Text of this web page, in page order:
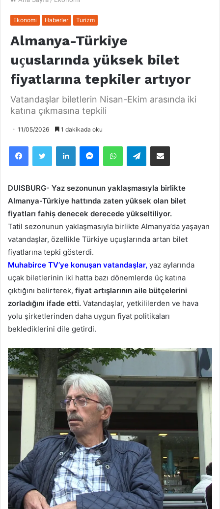
Ekonomi Haberler Turizm
Almanya-Türkiye
uҫuslarında yüksek bilet
fiyatlarına tepkiler artıyor
Vatandaşlar biletlerin Nisan-Ekim arasında iki
katına çıkmasına tepkili
11/05/2026 1 dakikada oku
Telegram
DUISBURG- Yaz sezonunun yaklaṣmasıyla birlikte
Almanya-Türkiye hattında zaten yüksek olan bilet
fiyatları fahiṣ denecek derecede yükseltiliyor.
Tatil sezonunun yaklaşmasıyla birlikte Almanya’da yaşayan
vatandaşlar, özellikle Türkiye uçuşlarında artan bilet
fiyatlarına tepki gösterdi.
Muhabirce TV’ye konuşan vatandaşlar, yaz aylarında
uçak biletlerinin iki hatta bazı dönemlerde üç katına
çıktığını belirterek, fiyat artışlarının aile bütçelerini
zorladığını ifade etti. Vatandaşlar, yetkililerden ve hava
yolu şirketlerinden daha uygun fiyat politikaları
beklediklerini dile getirdi.